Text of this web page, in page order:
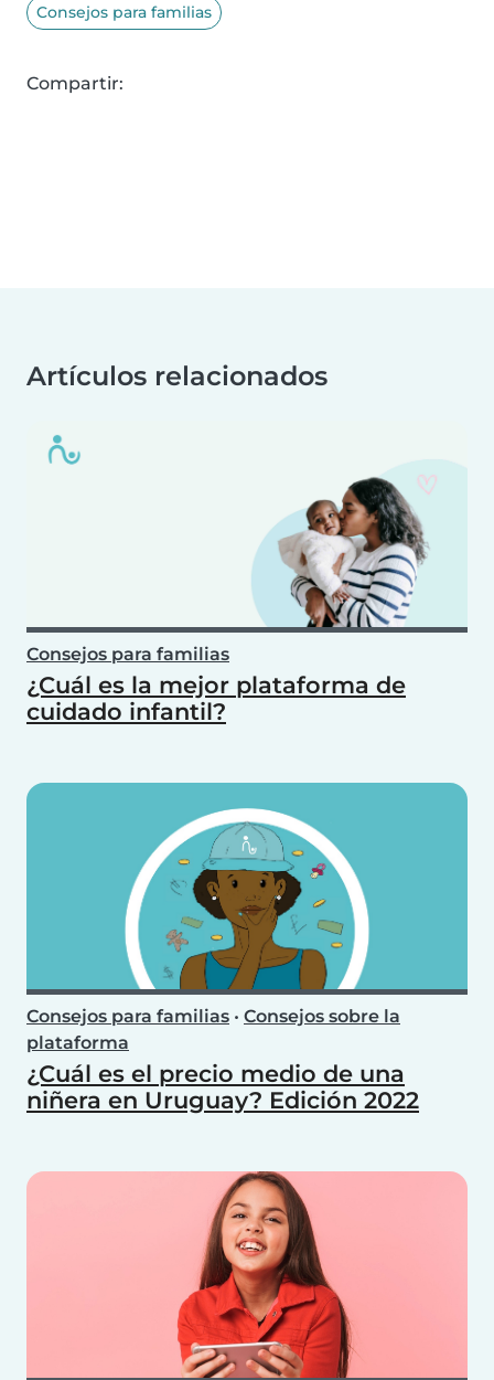
Consejos para familias
Compartir:
Artículos relacionados
Consejos para familias
¿Cuál es la mejor plataforma de
cuidado infantil?
Consejos para familias • Consejos sobre la
plataforma
¿Cuál es el precio medio de una
niñera en Uruguay? Edición 2022